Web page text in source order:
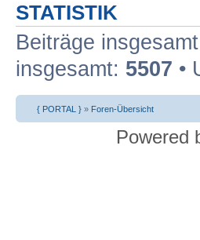
STATISTIK
Beiträge
insgesamt: 5507 •
{ PORTAL } » Foren-Übersicht
Powered